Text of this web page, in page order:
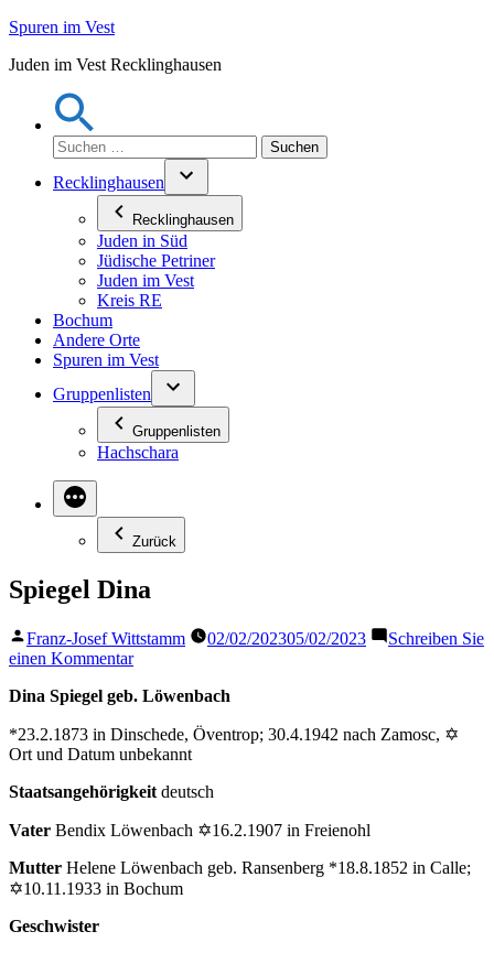
Zum
springen
Spuren im Vest
Juden im Vest Recklinghausen
Suchen
nach:
Recklinghausen
Recklinghausen
Juden in Süd
Jüdische Petriner
Juden im Vest
Kreis RE
Bochum
Andere Orte
Spuren im Vest
Gruppenlisten
Gruppenlisten
Hachschara
Zurück
Spiegel Dina
Veröffentlicht
von
Franz-Josef Wittstamm 02/02/202305/02/2023
Schreiben Sie
einen Kommentarzu
Dina
Dina Spiegel geb. Löwenbach
*23.2.1873 in Dinschede, Öventrop; 30.4.1942 nach Zamosc, ✡
Ort und Datum unbekannt
Staatsangehörigkeit deutsch
Vater Bendix Löwenbach ✡16.2.1907 in Freienohl
Mutter Helene Löwenbach geb. Ransenberg *18.8.1852 in Calle;
✡10.11.1933 in Bochum
Geschwister